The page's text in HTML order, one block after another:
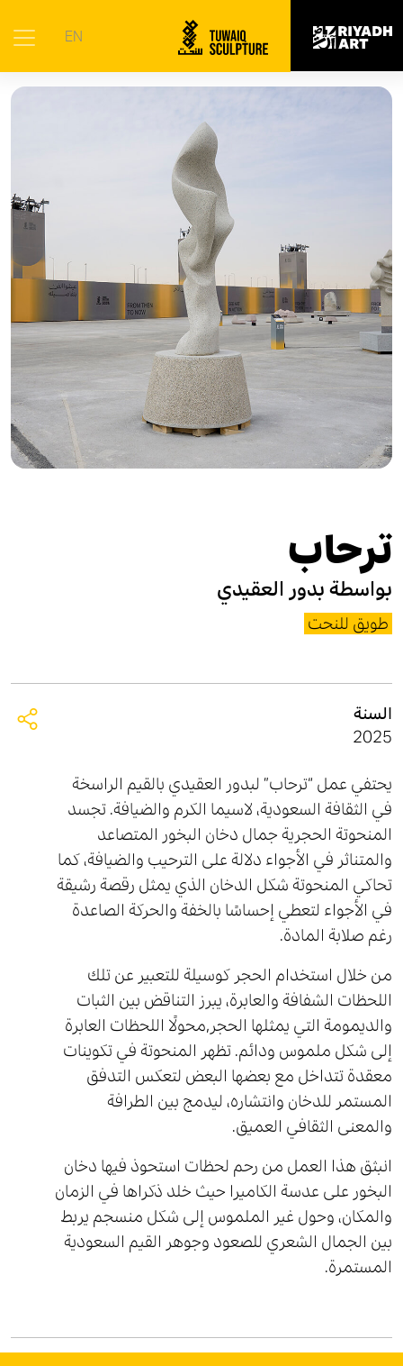
EN الرئيسية | الأعمال الفنية ترحاب
ترحاب
بواسطة بدور العقيدي
طويق للنحت
السنة
2025
يحتفي عمل “ترحاب” لبدور العقيدي بالقيم الراسخة
في الثقافة السعودية، لاسيما الكرم والضيافة. تجسد
المنحوتة الحجرية جمال دخان البخور المتصاعد
والمتناثر في الأجواء دلالة على الترحيب والضيافة، كما
تحاكي المنحوتة شكل الدخان الذي يمثل رقصة رشيقة
في الأجواء لتعطي إحساسًا بالخفة والحركة الصاعدة
رغم صلابة المادة.
من خلال استخدام الحجر كوسيلة للتعبير عن تلك
اللحظات الشفافة والعابرة، يبرز التناقض بين الثبات
والديمومة التي يمثلها الحجر,محولًا اللحظات العابرة
إلى شكل ملموس ودائم. تظهر المنحوتة في تكوينات
معقدة تتداخل مع بعضها البعض لتعكس التدفق
المستمر للدخان وانتشاره، ليدمج بين الطرافة
والمعنى الثقافي العميق.
انبثق هذا العمل من رحم لحظات استحوذ فيها دخان
البخور على عدسة الكاميرا حيث خلد ذكراها في الزمان
والمكان، وحول غير الملموس إلى شكل منسجم يربط
بين الجمال الشعري للصعود وجوهر القيم السعودية
المستمرة.